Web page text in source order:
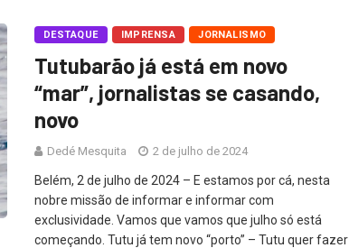
DESTAQUE IMPRENSA JORNALISMO
Tutubarão já está em novo
“mar”, jornalistas se casando,
novo
Dedé Mesquita 2 de julho de 2024
Belém, 2 de julho de 2024 – E estamos por cá, nesta
nobre missão de informar e informar com
exclusividade. Vamos que vamos que julho só está
começando. Tutu já tem novo “porto” – Tutu quer fazer